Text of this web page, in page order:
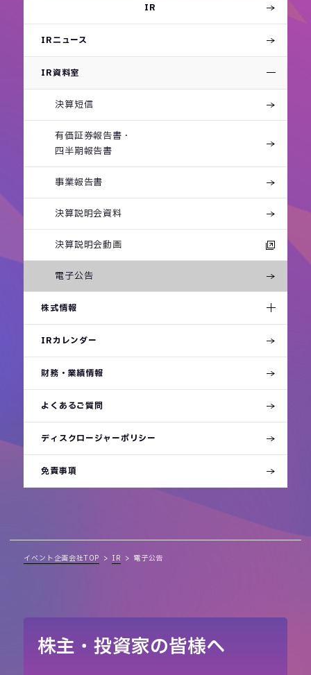
IR
IRニュース
IR資料室
決算短信
有価証券報告書・
四半期報告書
事業報告書
決算説明会資料
決算説明会動画
電子公告
株式情報
IRカレンダー
財務・業績情報
よくあるご質問
ディスクロージャーポリシー
免責事項
イベント企画会社TOP IR 電子公告
株主・投資家の皆様へ